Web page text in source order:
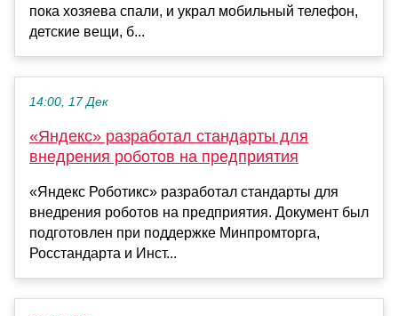
пока хозяева спали, и украл мобильный телефон,
детские вещи, б...
14:00, 17 Дек
«Яндекс» разработал стандарты для
внедрения роботов на предприятия
«Яндекс Роботикс» разработал стандарты для
внедрения роботов на предприятия. Документ был
подготовлен при поддержке Минпромторга,
Росстандарта и Инст...